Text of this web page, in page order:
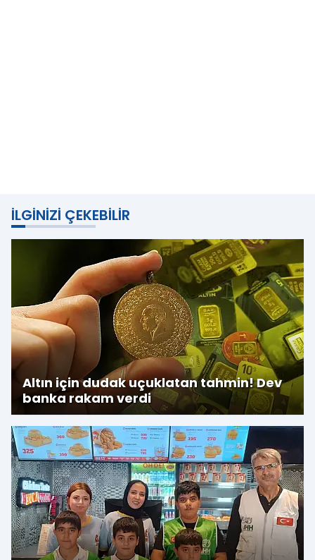
İLGINIZI ÇEKEBILIR
Altın için dudak uçuklatan tahmin! Dev
banka rakam verdi